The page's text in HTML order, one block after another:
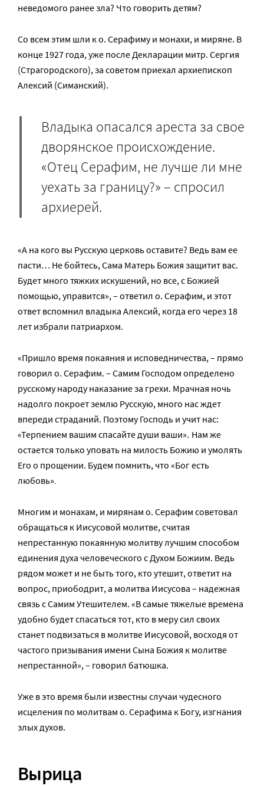
неведомого ранее зла? Что говорить детям?
Со всем этим шли к о. Серафиму и монахи, и миряне. В
конце 1927 года, уже после Декларации митр. Сергия
(Страгородского), за советом приехал архиепископ
Алексий (Симанский).
Владыка опасался ареста за свое
дворянское происхождение.
«Отец Серафим, не лучше ли мне
уехать за границу?» – спросил
архиерей.
«А на кого вы Русскую церковь оставите? Ведь вам ее
пасти… Не бойтесь, Сама Матерь Божия защитит вас.
Будет много тяжких искушений, но все, с Божией
помощью, управится», – ответил о. Серафим, и этот
ответ вспомнил владыка Алексий, когда его через 18
лет избрали патриархом.
«Пришло время покаяния и исповедничества, – прямо
говорил о. Серафим. – Самим Господом определено
русскому народу наказание за грехи. Мрачная ночь
надолго покроет землю Русскую, много нас ждет
впереди страданий. Поэтому Господь и учит нас:
«Терпением вашим спасайте души ваши». Нам же
остается только уповать на милость Божию и умолять
Его о прощении. Будем помнить, что «Бог есть
любовь».
Многим и монахам, и мирянам о. Серафим советовал
обращаться к Иисусовой молитве, считая
непрестанную покаянную молитву лучшим способом
единения духа человеческого с Духом Божиим. Ведь
рядом может и не быть того, кто утешит, ответит на
вопрос, приободрит, а молитва Иисусова – надежная
связь с Самим Утешителем. «В самые тяжелые времена
удобно будет спасаться тот, кто в меру сил своих
станет подвизаться в молитве Иисусовой, восходя от
частого призывания имени Сына Божия к молитве
непрестанной», – говорил батюшка.
Уже в это время были известны случаи чудесного
исцеления по молитвам о. Серафима к Богу, изгнания
злых духов.
Вырица